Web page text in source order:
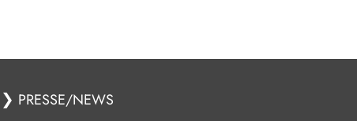
❯ PRESSE/NEWS